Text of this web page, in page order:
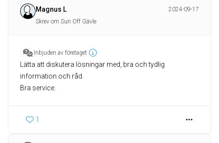
Magnus L
2024-09-17
Skrev om Sun Off Gävle
Inbjuden av företaget
Lätta att diskutera lösningar med, bra och tydlig
information och råd.
Bra service.
1